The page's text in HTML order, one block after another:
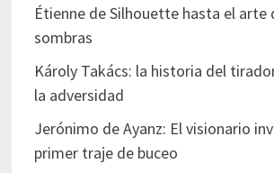
Étienne de Silhouette hasta el arte
sombras
Károly Takács: la historia del
la adversidad
Jerónimo de Ayanz: El visionario
primer traje de buceo